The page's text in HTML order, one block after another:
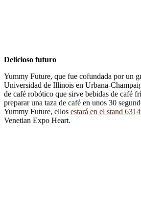
Delicioso futuro
Yummy Future, que fue cofundada por un
Universidad de Illinois en Urbana-
de café robótico que sirve bebidas de café
preparar una taza de café en unos 30
Yummy Future, ellos estará en el stand
Venetian Expo Heart.